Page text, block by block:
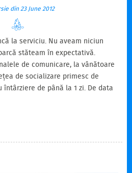
din 23 June 2012
la serviciu. Nu aveam niciun
stăteam în expectativă.
de comunicare, la vânătoare
de socializare primesc de
de până la 1 zi. De data
avea să fie în drum spre